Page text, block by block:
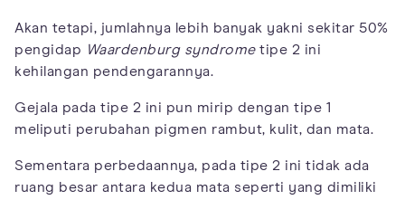
Akan tetapi, jumlahnya lebih banyak yakni sekitar 50%
pengidap Waardenburg syndrometipe 2 ini
kehilangan pendengarannya.
Gejala pada tipe 2 ini pun mirip dengan tipe 1
meliputi perubahan pigmen rambut, kulit, dan mata.
Sementara perbedaannya, pada tipe 2 ini tidak ada
ruang besar antara kedua mata seperti yang dimiliki